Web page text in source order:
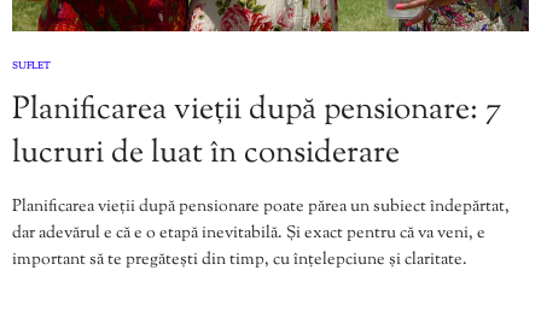
SUFLET
Planificarea vieții după pensionare: 7
lucruri de luat în considerare
Planificarea vieții după pensionare poate părea un subiect îndepărtat,
dar adevărul e că e o etapă inevitabilă. Și exact pentru că va veni, e
important să te pregătești din timp, cu înțelepciune și claritate.